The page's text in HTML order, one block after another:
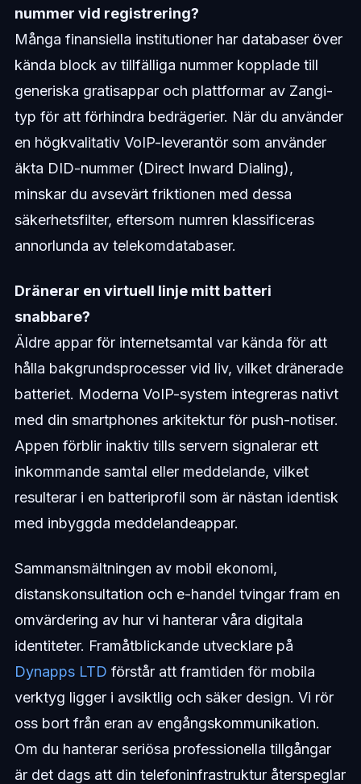
nummer vid registrering?
Många finansiella institutioner har databaser över
kända block av tillfälliga nummer kopplade till
generiska gratisappar och plattformar av Zangi-
typ för att förhindra bedrägerier. När du använder
en högkvalitativ VoIP-leverantör som använder
äkta DID-nummer (Direct Inward Dialing),
minskar du avsevärt friktionen med dessa
säkerhetsfilter, eftersom numren klassificeras
annorlunda av telekomdatabaser.
Dränerar en virtuell linje mitt batteri
snabbare?
Äldre appar för internetsamtal var kända för att
hålla bakgrundsprocesser vid liv, vilket dränerade
batteriet. Moderna VoIP-system integreras nativt
med din smartphones arkitektur för push-notiser.
Appen förblir inaktiv tills servern signalerar ett
inkommande samtal eller meddelande, vilket
resulterar i en batteriprofil som är nästan identisk
med inbyggda meddelandeappar.
Sammansmältningen av mobil ekonomi,
distanskonsultation och e-handel tvingar fram en
omvärdering av hur vi hanterar våra digitala
identiteter. Framåtblickande utvecklare på
Dynapps LTD förstår att framtiden för mobila
verktyg ligger i avsiktlig och säker design. Vi rör
oss bort från eran av engångskommunikation.
Om du hanterar seriösa professionella tillgångar
är det dags att din telefoninfrastruktur återspeglar